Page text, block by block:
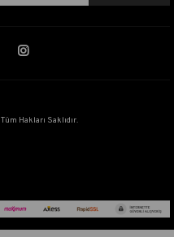
Hakları Saklıdır.